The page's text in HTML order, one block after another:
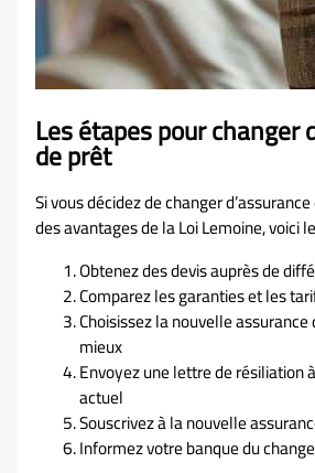
Les étapes pour changer
de prêt
Si vous décidez de changer
des avantages de la Loi Lemoine, voici
Obtenez des devis auprès de
Comparez les garanties et les
Choisissez la nouvelle
mieux
Envoyez une lettre de résiliation
actuel
Souscrivez à la nouvelle
Informez votre banque du